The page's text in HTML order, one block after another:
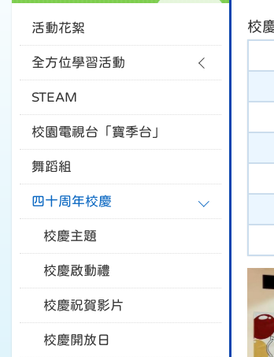
校
活動花絮
全方位學習活動
STEAM
校園電視台「寶季台」
舞蹈組
四十周年校慶
校慶主題
校慶啟動禮
校慶祝賀影片
校慶開放日